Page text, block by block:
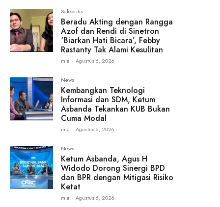
Selebritis
Beradu Akting dengan Rangga
Azof dan Rendi di Sinetron
‘Biarkan Hati Bicara’, Febby
Rastanty Tak Alami Kesulitan
mia - Agustus 6, 2026
News
Kembangkan Teknologi
Informasi dan SDM, Ketum
Asbanda Tekankan KUB Bukan
Cuma Modal
mia - Agustus 6, 2026
News
Ketum Asbanda, Agus H
Widodo Dorong Sinergi BPD
dan BPR dengan Mitigasi Risiko
Ketat
mia - Agustus 6, 2026